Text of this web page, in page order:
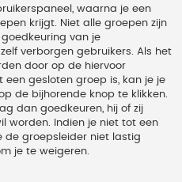
waarna je een
krijgt. Niet alle groepen zijn
goedkeuring van je
verborgen gebruikers. Als het
door op de hiervoor
een gesloten groep is, kan je je
de bijhorende knop te klikken.
dan goedkeuren, hij of zij
worden. Indien je niet tot een
de groepsleider niet lastig
je te weigeren.